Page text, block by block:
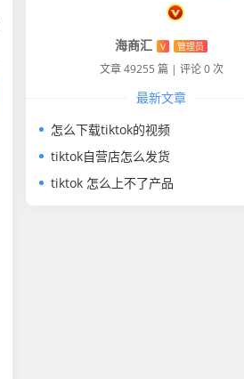
海商汇 V 管理员
文章 49255 篇 | 评论 0 次
最新文章
怎么下载tiktok的视频
tiktok自营店怎么发货
tiktok 怎么上不了产品